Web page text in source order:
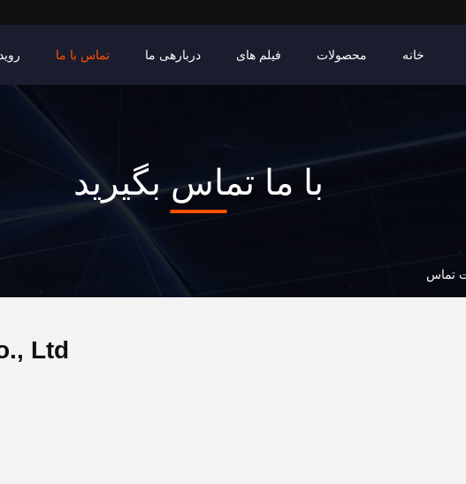
خانه محصولات فیلم های دربارهی ما تماس با ما
با ما تماس بگیرید
Ltd.